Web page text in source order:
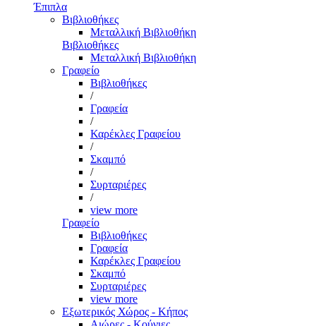
Έπιπλα
Βιβλιοθήκες
Μεταλλική Βιβλιοθήκη
Βιβλιοθήκες
Μεταλλική Βιβλιοθήκη
Γραφείο
Βιβλιοθήκες
/
Γραφεία
/
Καρέκλες Γραφείου
/
Σκαμπό
/
Συρταριέρες
/
view more
Γραφείο
Βιβλιοθήκες
Γραφεία
Καρέκλες Γραφείου
Σκαμπό
Συρταριέρες
view more
Εξωτερικός Χώρος - Κήπος